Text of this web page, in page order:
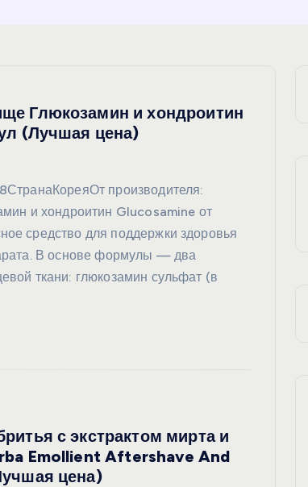
Глюкозамин и хондроитин
(Лучшая цена)
производителя:
и хондроитин Glucosamine от
средство для поддержки здоровья
В основе формулы — два
ткани: глюкозамин сульфат (в
с экстрактом мирта и
Emollient Aftershave And
цена)
УХОД ЗА КОЖЕЙ